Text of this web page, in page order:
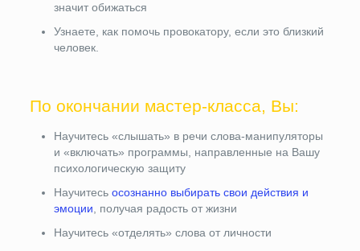
значит обижаться
Узнаете, как помочь провокатору, если это близкий
человек.
По окончании мастер-класса, Вы:
Научитесь «слышать» в речи слова-манипуляторы
и «включать» программы, направленные на Вашу
психологическую защиту
Научитесь осознанно выбирать свои действия и
эмоции, получая радость от жизни
Научитесь «отделять» слова от личности